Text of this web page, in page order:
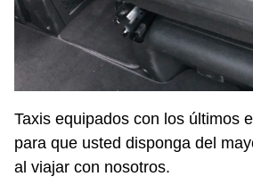
Taxis equipados con los últimos
para que usted disponga del
al viajar con nosotros.